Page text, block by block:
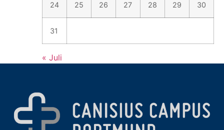
24 25 26 27 28 29 30
31
« Juli